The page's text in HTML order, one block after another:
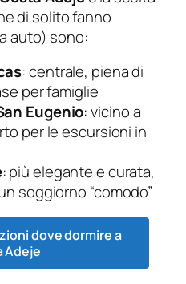
di solito fanno
auto) sono:
: centrale, piena di
per famiglie
Eugenio: vicino a
per le escursioni in
: più elegante e curata,
soggiorno “comodo”
dove dormire a
Adeje